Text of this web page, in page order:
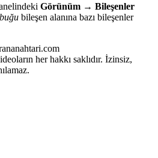
Görünüm → Bileşenler
bileşen alanına bazı bileşenler
her hakkı saklıdır. İzinsiz,